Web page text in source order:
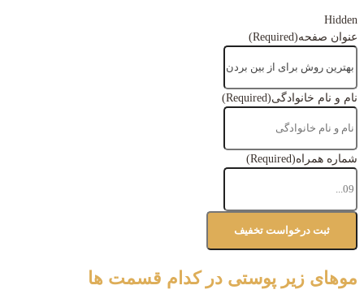
Hidden
عنوان صفحه(Required)
نام و نام خانوادگی(Required)
شماره همراه(Required)
موهای زیر پوستی در کدام قسمت ها